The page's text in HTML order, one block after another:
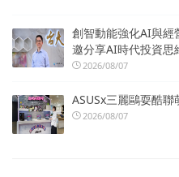
創智動能強化AI與經
邀分享AI時代投資思
2026/08/07
ASUSx三麗鷗耍酷聯
2026/08/07